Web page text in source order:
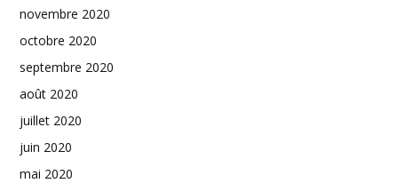
novembre 2020
octobre 2020
septembre 2020
août 2020
juillet 2020
juin 2020
mai 2020